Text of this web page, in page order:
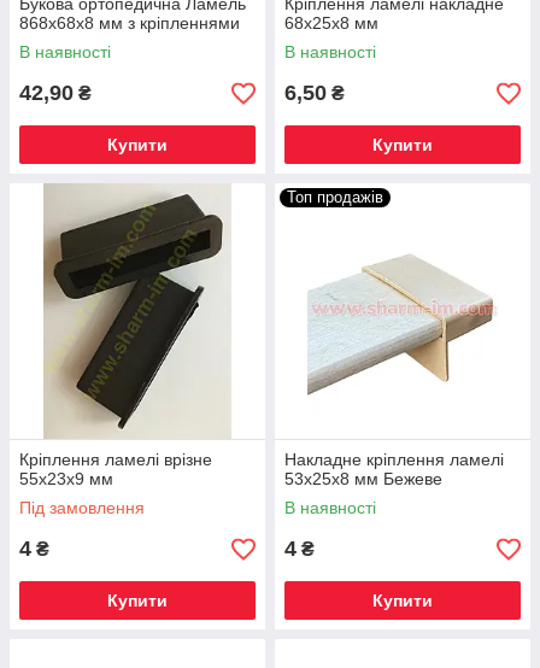
868х68х8 мм з кріпленнями
В наявності
42,90 ₴
Купити
68х25х8 мм
В наявності
6,50 ₴
Купити
Кріплення ламелі врізне
55х23х9 мм
Під замовлення
4 ₴
Купити
Топ продажів
Накладне кріплення ламелі
53х25х8 мм Бежеве
В наявності
4 ₴
Купити